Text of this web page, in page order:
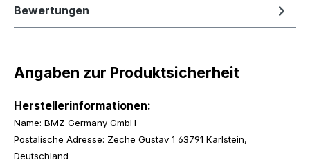
Bewertungen
Angaben zur Produktsicherheit
Herstellerinformationen:
Name: BMZ Germany GmbH
Postalische Adresse: Zeche Gustav 1 63791 Karlstein,
Deutschland